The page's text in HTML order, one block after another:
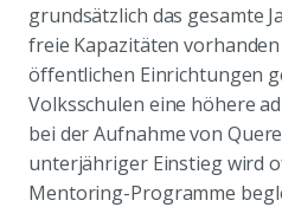
grundsätzlich das gesamte
freie Kapazitäten
öffentlichen Einrichtungen
Volksschulen eine höhere
bei der Aufnahme von
unterjähriger Einstieg wird
Mentoring-Programme